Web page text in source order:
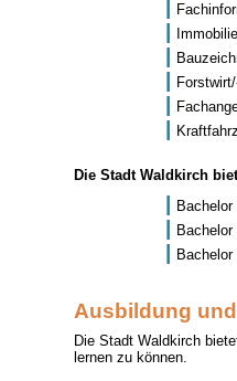
Die Stadt Waldkirch
Ausbildung
Die Stadt Waldkirch
lernen zu können.